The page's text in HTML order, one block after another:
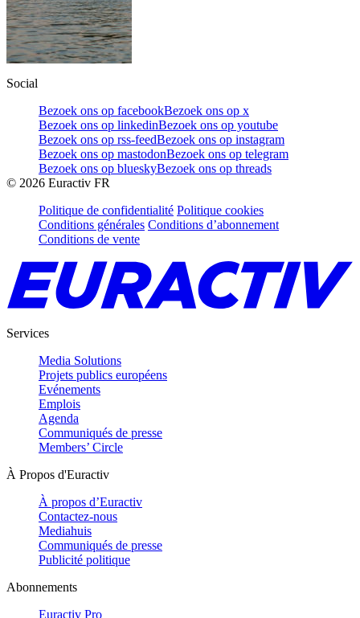
Social
Bezoek ons op facebookBezoek ons op x
Bezoek ons op linkedinBezoek ons op youtube
Bezoek ons op rss-feedBezoek ons op instagram
Bezoek ons op mastodonBezoek ons op telegram
Bezoek ons op blueskyBezoek ons op threads
© 2026 Euractiv FR
Politique de confidentialité Politique cookies
Conditions générales Conditions d’abonnement
Conditions de vente
Services
Media Solutions
Projets publics européens
Evénements
Emplois
Agenda
Communiqués de presse
Members’ Circle
À Propos d'Euractiv
À propos d’Euractiv
Contactez-nous
Mediahuis
Communiqués de presse
Publicité politique
Abonnements
Euractiv Pro